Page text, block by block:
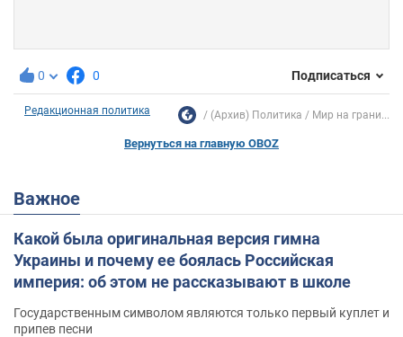
0 0 Подписаться
Редакционная политика (Архив) Политика Мир на грани...
Вернуться на главную OBOZ
Важное
Какой была оригинальная версия гимна
Украины и почему ее боялась Российская
империя: об этом не рассказывают в школе
Государственным символом являются только первый куплет и
припев песни